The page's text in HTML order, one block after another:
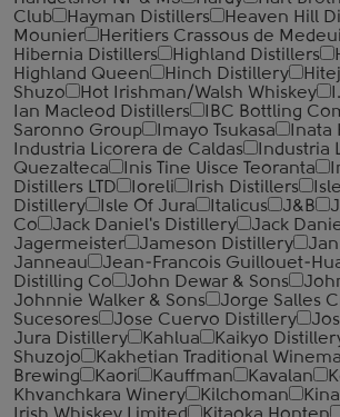
Club
Hayman Distillers Heaven Hill
Mounier
Heritiers Crassous de
Hibernia Distillers
Highland Distillers
Highland Queen
Hinch Distillery
Shuzo
Hot Irishman/Walsh Whiskey
Ian Macleod Distillers
IBC Bottling
Saronno Group
Imayo Tsukasa
Inata
Industria Licorera de Caldas
Industria
Quezalteca
Inis Tine Uisce Teoranta
Distillers LTD
Ioreli Irish Distillers
Distillery
Isle Of Jura Italicus J&B
Co
Jack Daniel's Distillery
Jack
Jagermeister
Jameson Distillery
Janneau
Jean-Francois Guillouet-
Distilling Co
John Dewar & Sons
Johnnie Walker & Sons
Jorge Salles
Sucesores
Jose Cuervo Distillery
Jura Distillery
Kahlua Kaikyo
Shuzojo
Kakhetian Traditional
Brewing
Kaori Kauffman Kavalan
Khvanchkara Winery
Kilchoman